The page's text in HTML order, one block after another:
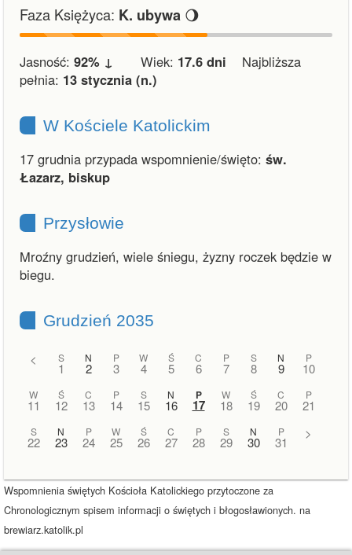
Faza Księżyca: K. ubywa 🌖
Jasność: 92% ↓ Wiek: 17.6 dni Najbliższa
pełnia: 13 stycznia (n.)
W Kościele Katolickim
17 grudnia przypada wspomnienie/święto: św.
Łazarz, biskup
Przysłowie
Mroźny grudzień, wiele śniegu, żyzny roczek będzie w
biegu.
Grudzień 2035
< S
1
N
2
P
3
W
4
Ś
5
C
6
P
7
S
8
N
9
P
10
W
11
Ś
12
C
13
P
14
S
15
N
16
P
17
W
18
Ś
19
C
20
P
21
S
22
N
23
P
24
W
25
Ś
26
C
27
P
28
S
29
N
30
P
31
>
Wspomnienia świętych Kościoła Katolickiego przytoczone za
Chronologicznym spisem informacji o świętych i błogosławionych. na
brewiarz.katolik.pl